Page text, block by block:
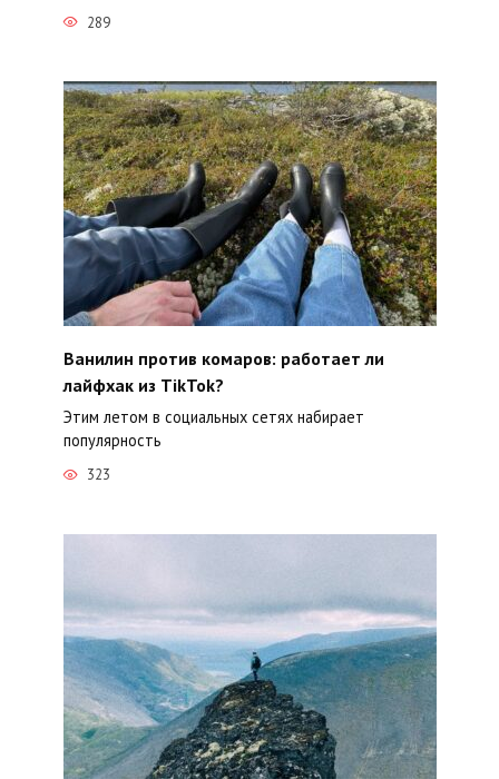
289
Ванилин против комаров: работает ли
лайфхак из TikTok?
Этим летом в социальных сетях набирает
популярность
323